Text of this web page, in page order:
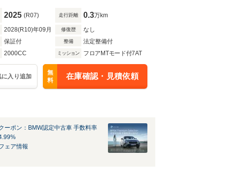
2025 (R07) 走行距離 0.3万km
2028(R10)年09月 修復歴 なし
保証付 整備 法定整備付
2000CC ミッション フロアMTモード付7AT
に入り追加
無
料
在庫確認・見積依頼
ーポン：BMW認定中古車 手数料率
ェア情報